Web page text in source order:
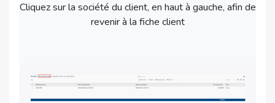
Cliquez sur la société du client, en haut à gauche, afin de
revenir à la fiche client